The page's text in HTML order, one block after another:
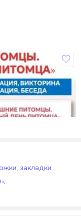
этот товар,
закладки
,